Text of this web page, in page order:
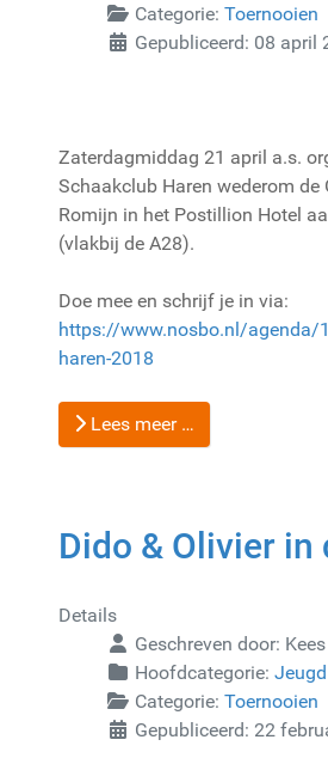
Categorie: Toernooien
Gepubliceerd: 08 april
Zaterdagmiddag 21 april a.s.
Schaakclub Haren wederom de
Romijn in het Postillion Hotel
(vlakbij de A28).
Doe mee en schrijf je in via:
https://www.nosbo.nl/agenda/
haren-2018
Lees meer …
Dido & Olivier in
Details
Geschreven door:
Hoofdcategorie: Jeugd
Categorie: Toernooien
Gepubliceerd: 22